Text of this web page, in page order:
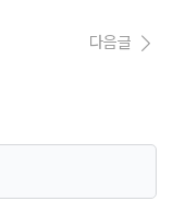
다음글